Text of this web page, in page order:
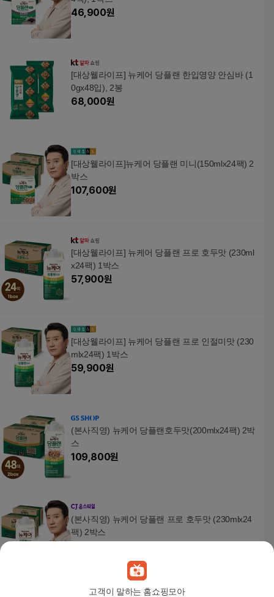
고객이 말하는 홈쇼핑모아
46,900원
[대상웰라이프] 뉴케어 당플랜 한입영양 안심바 (1
0gx48입), 2봉
68,000원
[대상웰라이프]뉴케어 당플랜 미니(150mlx24팩) 2
박스
107,600원
[대상웰라이프] 뉴케어 당플랜 프로 호두맛 (230ml
x24팩) 1박스
57,900원
[대상웰라이프] 뉴케어 당플랜 프로 인절미맛 (230
mlx24팩) 1박스
59,900원
(본사직영) 뉴케어 당플랜호두맛(200mlx24팩) 2박
스
109,800원
(본사직영) 뉴케어 당플랜 프로 호두맛 (230mlx24
팩) 2박스